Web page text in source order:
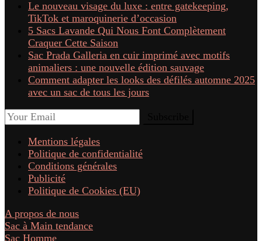
Le nouveau visage du luxe : entre gatekeeping,
TikTok et maroquinerie d’occasion
5 Sacs Lavande Qui Nous Font Complètement
Craquer Cette Saison
Sac Prada Galleria en cuir imprimé avec motifs
animaliers : une nouvelle édition sauvage
Comment adapter les looks des défilés automne 2025
avec un sac de tous les jours
Mentions légales
Politique de confidentialité
Conditions générales
Publicité
Politique de Cookies (EU)
A propos de nous
Sac à Main tendance
Sac Homme